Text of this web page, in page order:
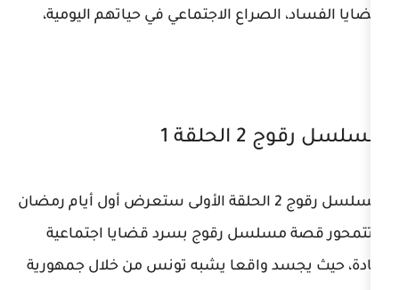
الاجتماعي في حياتهم اليومية،
1
مسلسل رقوج 2 الحلقة الأولى ستعرض أول أيام رمضان
رقوج بسرد قضايا اجتماعية
واقعا يشبه تونس من خلال جمهورية